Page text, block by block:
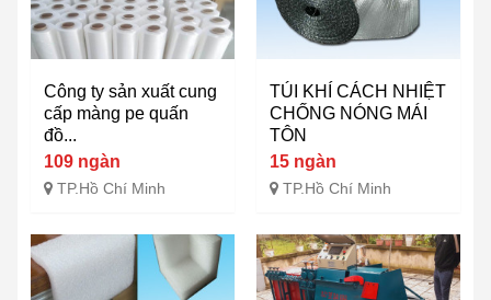
Công ty sản xuất cung
cấp màng pe quấn
đồ...
109 ngàn
TP.Hồ Chí Minh
TÚI KHÍ CÁCH NHIỆT
CHỐNG NÓNG MÁI
TÔN
15 ngàn
TP.Hồ Chí Minh